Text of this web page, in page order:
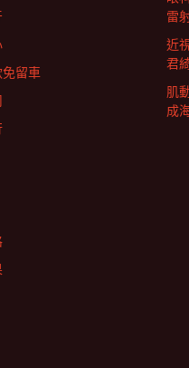
雷
近
君
肌
成
留車